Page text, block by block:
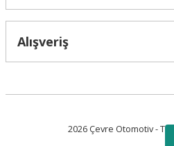
Alışveriş
2026 Çevre Otomotiv -